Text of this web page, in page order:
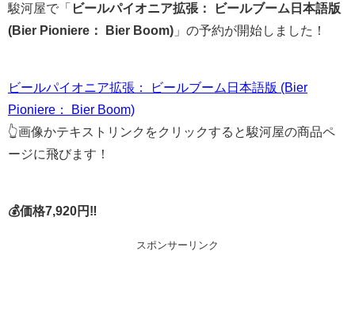
駿河屋で「 ビールパイオニア拡張： ビールブーム日本語版
(Bier Pioniere： Bier Boom) 」の予約が開始しました！
ビールパイオニア拡張： ビールブーム日本語版 (Bier
Pioniere： Bier Boom)
👆画像かテキストリンクをクリックすると駿河屋の商品ペ
ージに飛びます！
💰価格7,920円‼
スポンサーリンク